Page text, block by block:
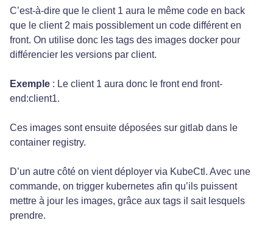
C’est-à-dire que le client 1 aura le même code en back
que le client 2 mais possiblement un code différent en
front. On utilise donc les tags des images docker pour
différencier les versions par client.
Exemple : Le client 1 aura donc le front end front-
end:client1.
Ces images sont ensuite déposées sur gitlab dans le
container registry.
D’un autre côté on vient déployer via KubeCtl. Avec une
commande, on trigger kubernetes afin qu’ils puissent
mettre à jour les images, grâce aux tags il sait lesquels
prendre.